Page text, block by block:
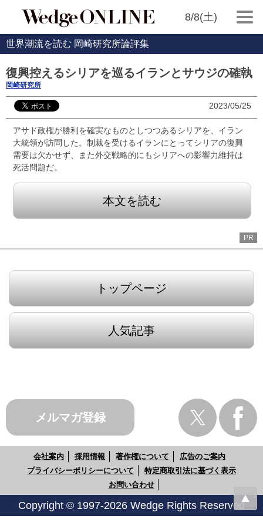
8/8(土)
世界潮流を読む 岡崎研究所論評集
復興控えるシリアを巡るイランとサウジの確執
岡崎研究所
2023/05/25
アサド政権が勝利を確実なものとしつつあるシリアを、イラン
大統領が訪問した。制裁を受けるイランにとってシリアの復興
需要は欠かせず、また外交戦略的にもシリアへの影響力維持は
死活問題だ。
本文を読む
PR
トップページ
人気記事
メルマガ登録
会社案内 採用情報 著作権について
広告のご案内
プライバシーポリシーについて
特定商取引法に基づく表示
お問い合わせ
Copyright © 1997-2026 Wedge Rights Reserved